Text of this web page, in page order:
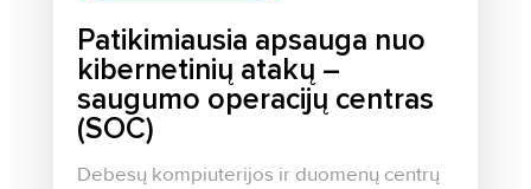
Patikimiausia apsauga nuo
kibernetinių atakų –
saugumo operacijų centras
(SOC)
Debesų kompiuterijos ir duomenų centrų